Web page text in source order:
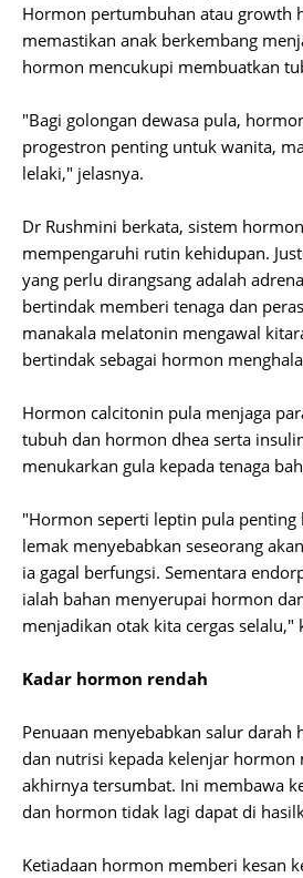
Hormon pertumbuhan atau growth
memastikan anak berkembang
hormon mencukupi membuatkan
"Bagi golongan dewasa pula,
progestron penting untuk wanita,
lelaki," jelasnya.
Dr Rushmini berkata, sistem
mempengaruhi rutin kehidupan.
yang perlu dirangsang adalah
bertindak memberi tenaga dan
manakala melatonin mengawal
bertindak sebagai hormon
Hormon calcitonin pula menjaga
tubuh dan hormon dhea serta
menukarkan gula kepada tenaga
"Hormon seperti leptin pula penting
lemak menyebabkan seseorang
ia gagal berfungsi. Sementara
ialah bahan menyerupai hormon
menjadikan otak kita cergas selalu,"
Kadar hormon rendah
Penuaan menyebabkan salur darah
dan nutrisi kepada kelenjar hormon
akhirnya tersumbat. Ini membawa
dan hormon tidak lagi dapat di
Ketiadaan hormon memberi kesan